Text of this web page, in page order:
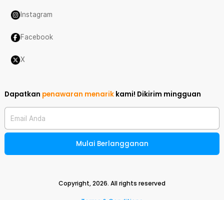
Instagram
Facebook
X
Dapatkan penawaran menarik kami! Dikirim mingguan
Email Anda
Mulai Berlangganan
Copyright,2026. All rights reserved